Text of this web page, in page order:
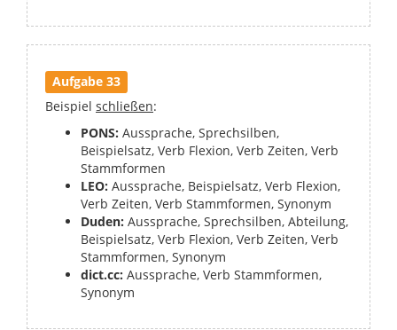
Aufgabe 33
Beispiel schließen:
PONS: Aussprache, Sprechsilben,
Beispielsatz, Verb Flexion, Verb Zeiten, Verb
Stammformen
LEO: Aussprache, Beispielsatz, Verb Flexion,
Verb Zeiten, Verb Stammformen, Synonym
Duden: Aussprache, Sprechsilben, Abteilung,
Beispielsatz, Verb Flexion, Verb Zeiten, Verb
Stammformen, Synonym
dict.cc: Aussprache, Verb Stammformen,
Synonym